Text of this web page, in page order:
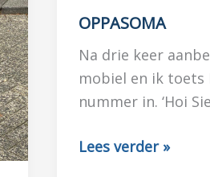
OPPASOMA
Na drie keer
mobiel en ik toets
nummer in. ‘Hoi
OPPASOMA
Lees verder »